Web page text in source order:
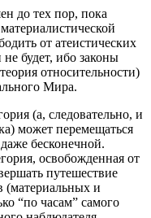
до тех пор, пока
от атеистических
будет, ибо законы
относительности)
Мира.
(а, следовательно, и
может перемещаться
бесконечной.
освобожденная от
путешествие
и
“по часам” самого